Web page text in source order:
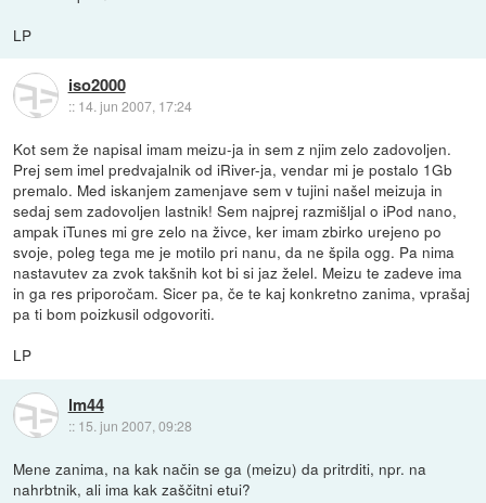
LP
iso2000
:: 14. jun 2007, 17:24
Kot sem že napisal imam meizu-ja in sem z njim zelo zadovoljen.
Prej sem imel predvajalnik od iRiver-ja, vendar mi je postalo 1Gb
premalo. Med iskanjem zamenjave sem v tujini našel meizuja in
sedaj sem zadovoljen lastnik! Sem najprej razmišljal o iPod nano,
ampak iTunes mi gre zelo na živce, ker imam zbirko urejeno po
svoje, poleg tega me je motilo pri nanu, da ne špila ogg. Pa nima
nastavutev za zvok takšnih kot bi si jaz želel. Meizu te zadeve ima
in ga res priporočam. Sicer pa, če te kaj konkretno zanima, vprašaj
pa ti bom poizkusil odgovoriti.
LP
lm44
:: 15. jun 2007, 09:28
Mene zanima, na kak način se ga (meizu) da pritrditi, npr. na
nahrbtnik, ali ima kak zaščitni etui?